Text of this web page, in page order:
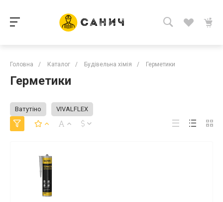
Головна / Каталог / Будівельна хімія / Герметики
Герметики
Ватутіно VIVALFLEX